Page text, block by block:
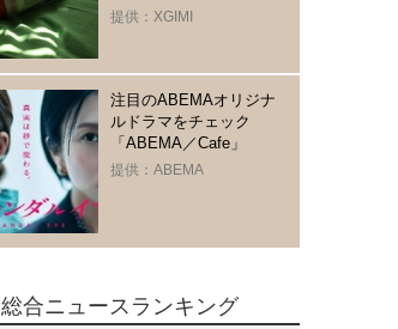
提供：XGIMI
注目のABEMAオリジナ
ルドラマをチェック
「ABEMA／Cafe」
提供：ABEMA
総合ニュースランキング